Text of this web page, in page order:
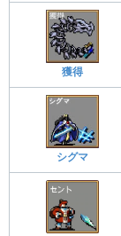
獲得
シグマ